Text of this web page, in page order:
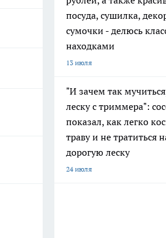
посуда, сушилка,
сумочки - делюсь
находками
13 июля
"И зачем так
леску с триммера":
показал, как легко
траву и не тратиться
дорогую леску
24 июля